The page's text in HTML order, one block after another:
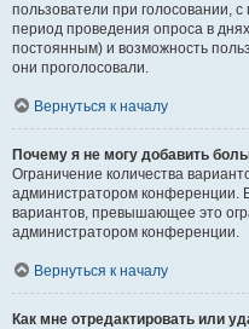
пользователи при голосовании,
период проведения опроса в
постоянным) и возможность
они проголосовали.
Вернуться к началу
Почему я не могу добавить
Ограничение количества
администратором конференции.
вариантов, превышающее это
администратором конференции.
Вернуться к началу
Как мне отредактировать или